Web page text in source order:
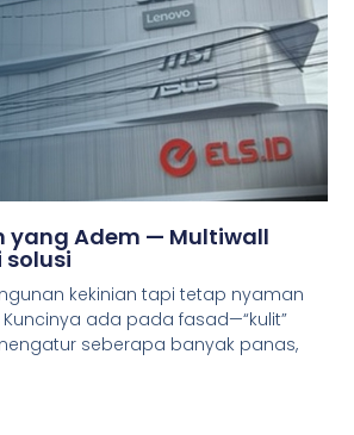
yang Adem — Multiwall
kekinian tapi tetap nyaman
ada pada fasad—“kulit”
seberapa banyak panas,